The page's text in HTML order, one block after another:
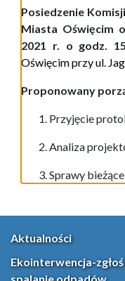
Posiedzenie
Miasta Oświęcim
2021 r. o godz.
Oświęcim przy ul.
Proponowany
Przyjęcie
Analiza
Sprawy
Aktualności
Ekointerwencja-zgłoś